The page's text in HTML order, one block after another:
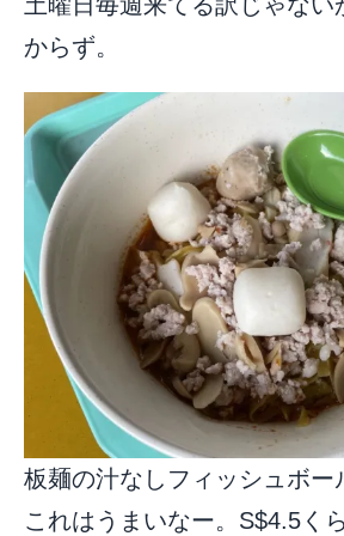
からず。
板麺の汁なしフィッシュボー
これはうまいなー。S$4.5くら